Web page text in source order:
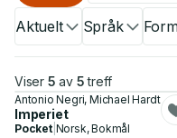
Aktuelt Språk
Viser 5 av 5 treff
Antonio Negri, Michael Hardt
Imperiet
Pocket| Norsk, Bokmål